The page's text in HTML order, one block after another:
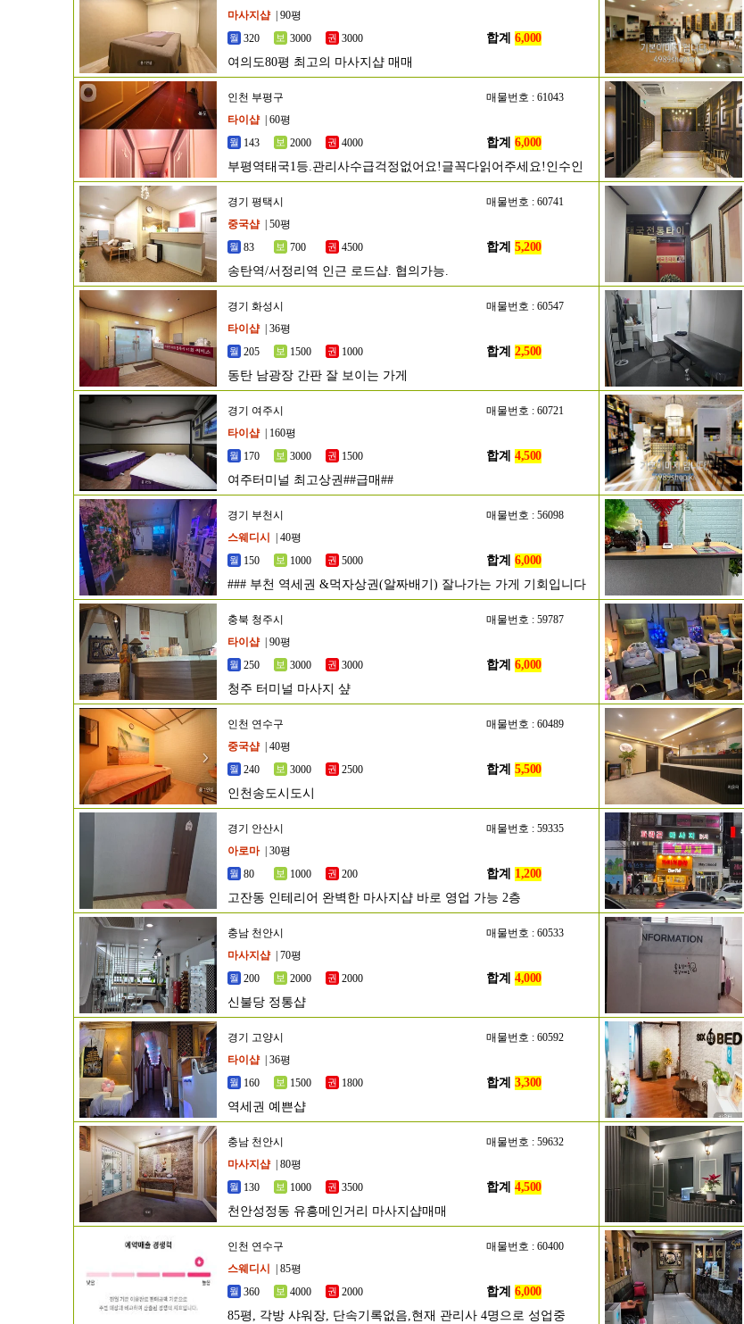
마사지샵
| 90평
320
3000 3000 합계 6,000
여의도80평 최고의 마사지샵 매매
인천 부평구
매물번호 : 61043
타이샵
| 60평
143
2000 4000 합계 6,000
부평역태국1등.관리사수급걱정없어요!글꼭다읽어주세요!인수인
계확실합니다
경기 평택시
매물번호 : 60741
중국샵
| 50평
83
700 4500 합계 5,200
송탄역/서정리역 인근 로드샵. 협의가능.
경기 화성시
매물번호 : 60547
타이샵
| 36평
205
1500 1000 합계 2,500
동탄 남광장 간판 잘 보이는 가게
경기 여주시
매물번호 : 60721
타이샵
| 160평
170
3000 1500 합계 4,500
여주터미널 최고상권##급매##
경기 부천시
매물번호 : 56098
스웨디시
| 40평
150
1000 5000 합계 6,000
### 부천 역세권 &먹자상권(알짜배기) 잘나가는 가게 기회입니다
###
충북 청주시
매물번호 : 59787
타이샵
| 90평
250
3000 3000 합계 6,000
청주 터미널 마사지 샾
인천 연수구
매물번호 : 60489
중국샵
| 40평
240
3000 2500 합계 5,500
인천송도시도시
경기 안산시
매물번호 : 59335
아로마
| 30평
80
1000 200 합계 1,200
고잔동 인테리어 완벽한 마사지샵 바로 영업 가능 2층
충남 천안시
매물번호 : 60533
마사지샵
| 70평
200
2000 2000 합계 4,000
신불당 정통샵
경기 고양시
매물번호 : 60592
타이샵
| 36평
160
1500 1800 합계 3,300
역세권 예쁜샵
충남 천안시
매물번호 : 59632
마사지샵
| 80평
130
1000 3500 합계 4,500
천안성정동 유흥메인거리 마사지샵매매
인천 연수구
매물번호 : 60400
스웨디시
| 85평
360
4000 2000 합계 6,000
85평, 각방 샤워장, 단속기록없음,현재 관리사 4명으로 성업중